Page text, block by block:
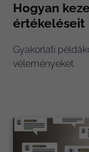
Hogyan
értékeléseit
Gyakorlati
véleményeket.